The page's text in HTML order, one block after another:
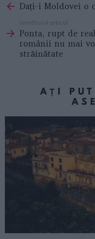
moreDați-i Moldovei o
Următorul articol
Ponta, rupt de
românii nu mai
străinătate
AȚI